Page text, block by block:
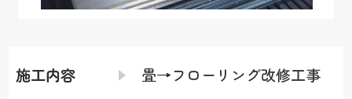
施工内容 畳→フローリング改修工事